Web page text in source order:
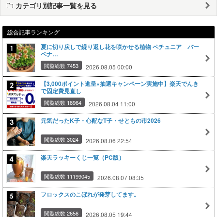
カテゴリ別記事一覧を見る
総合記事ランキング
夏に切り戻しで繰り返し花を咲かせる植物 ペチュニア バー
ベナ…
閲覧総数 7453 2026.08.05 00:00
【3,000ポイント進呈×抽選キャンペーン実施中】楽天でんき
で固定費見直し
閲覧総数 18964 2026.08.04 11:00
元気だったK子・心配なT子・せともの市2026
閲覧総数 3024 2026.08.06 22:54
楽天ラッキーくじ一覧（PC版）
閲覧総数 11199045 2026.08.07 08:35
フロックスのこぼれが発芽してます。
閲覧総数 2656 2026.08.05 19:44